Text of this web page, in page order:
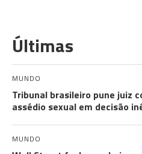
Últimas
MUNDO
Tribunal brasileiro pune juiz
assédio sexual em decisão
MUNDO